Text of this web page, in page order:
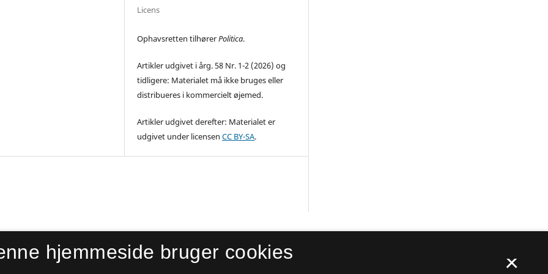
Licens
Ophavsretten tilhørerPolitica.
Artikler udgivet i årg. 58 Nr. 1-2 (2026) og
tidligere: Materialet må ikke bruges eller
distribueres i kommercielt øjemed.
Artikler udgivet derefter: Materialet er
udgivet under licensenCC BY-SA.
×
hjemmeside bruger cookies